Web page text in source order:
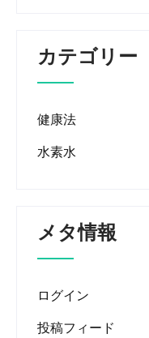
カテゴリー
健康法
水素水
メタ情報
ログイン
投稿フィード